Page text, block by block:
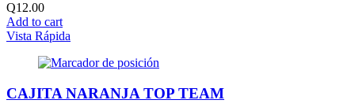
Q12.00
Add to cart
Vista Rápida
CAJITA NARANJA TOP TEAM